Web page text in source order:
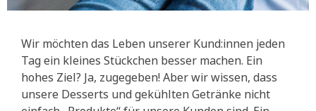
Wir möchten das Leben unserer Kund:innen jeden
Tag ein kleines Stückchen besser machen. Ein
hohes Ziel? Ja, zugegeben! Aber wir wissen, dass
unsere Desserts und gekühlten Getränke nicht